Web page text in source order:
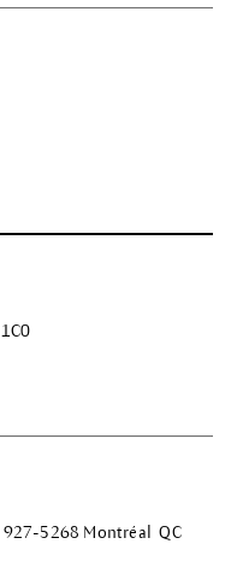
927-5268 Montréal QC